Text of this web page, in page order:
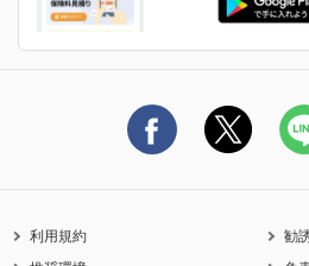
保険料の支払い方法
生命保険料控除に関するご案内
ライフネット生命公式note
利用規約
勧